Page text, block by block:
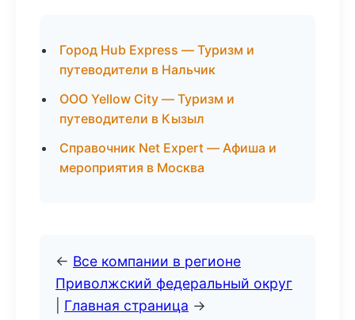
Город Hub Express — Туризм и
путеводители в Нальчик
ООО Yellow City — Туризм и
путеводители в Кызыл
Справочник Net Expert — Афиша и
мероприятия в Москва
← Все компании в регионе
Приволжский федеральный округ
Главная страница →